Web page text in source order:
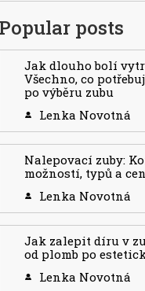
Popular posts
Jak dlouho bolí
Všechno, co
po výběru zubu
Lenka Novotná
Nalepovací zuby:
možností, typů a cen
Lenka Novotná
Jak zalepit díru v
od plomb po
Lenka Novotná